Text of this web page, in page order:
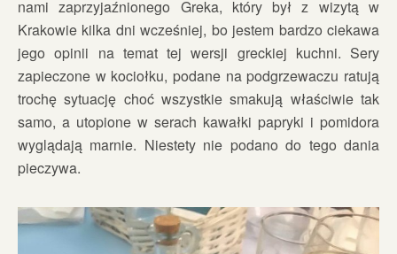
nami zaprzyjaźnionego Greka, który był z wizytą w
Krakowie kilka dni wcześniej, bo jestem bardzo ciekawa
jego opinii na temat tej wersji greckiej kuchni. Sery
zapieczone w kociołku, podane na podgrzewaczu ratują
trochę sytuację choć wszystkie smakują właściwie tak
samo, a utopione w serach kawałki papryki i pomidora
wyglądają marnie. Niestety nie podano do tego dania
pieczywa.